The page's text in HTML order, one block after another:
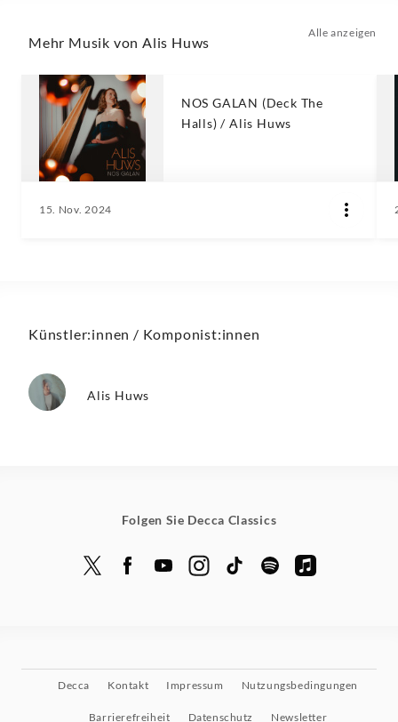
Mehr Musik von Alis Huws
Alle anzeigen
NOS GALAN (Deck The
Halls) / Alis Huws
15. Nov. 2024
Künstler:innen / Komponist:innen
Alis Huws
Folgen Sie Decca Classics
Decca Kontakt Impressum Nutzungsbedingungen
Barrierefreiheit Datenschutz Newsletter